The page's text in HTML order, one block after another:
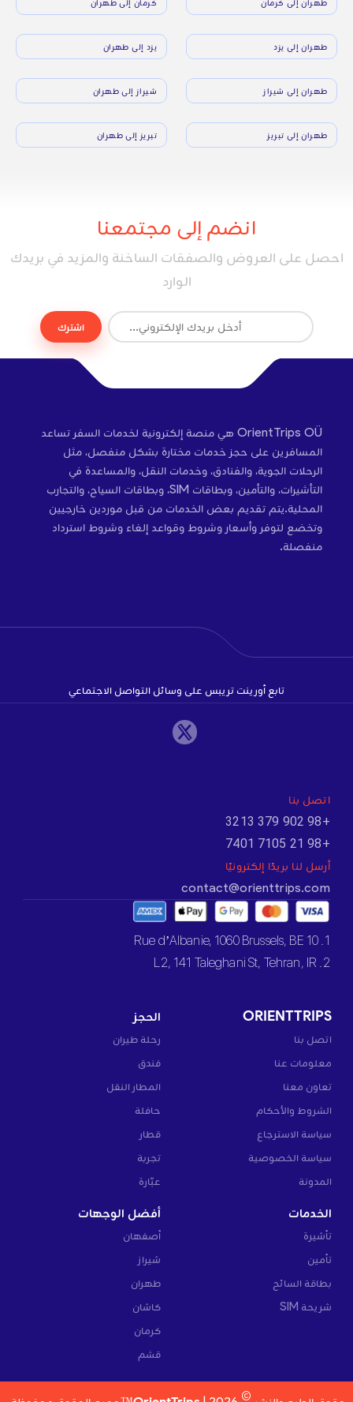
طهران إلى يزد يزد إلى طهران
طهران إلى شيراز شيراز إلى طهران
طهران إلى تبريز تبريز إلى طهران
انضم إلى مجتمعنا
احصل على العروض والصفقات الساخنة والمزيد في بريدك
الوارد
اشترك
OrientTrips OÜ هي منصة إلكترونية لخدمات السفر تساعد
المسافرين على حجز خدمات مختارة بشكل منفصل، مثل
الرحلات الجوية، والفنادق، وخدمات النقل، والمساعدة في
التأشيرات، والتأمين، وبطاقات SIM، وبطاقات السياح، والتجارب
المحلية.يتم تقديم بعض الخدمات من قبل موردين خارجيين
وتخضع لتوفر وأسعار وشروط وقواعد إلغاء وشروط استرداد
منفصلة.
تابع أورينت تريبس على وسائل التواصل الاجتماعي
اتصل بنا
+98 902 379 3213
+98 21 7105 7401
أرسل لنا بريدًا إلكترونيًا
contact@orienttrips.com
1. 10 Rue d’Albanie, 1060 Brussels, BE
2. L2, 141 Taleghani St, Tehran, IR
ORIENTTRIPS
اتصل بنا
معلومات عنا
تعاون معنا
الشروط والأحكام
سياسة الاسترجاع
سياسة الخصوصية
المدونة
الحجز
رحلة طيران
فندق
المطار النقل
حافلة
قطار
تجربة
عبّارة
الخدمات
تأشيرة
تأمين
بطاقة السائح
شريحة SIM
أفضل الوجهات
أصفهان
شيراز
طهران
كاشان
كرمان
قشم